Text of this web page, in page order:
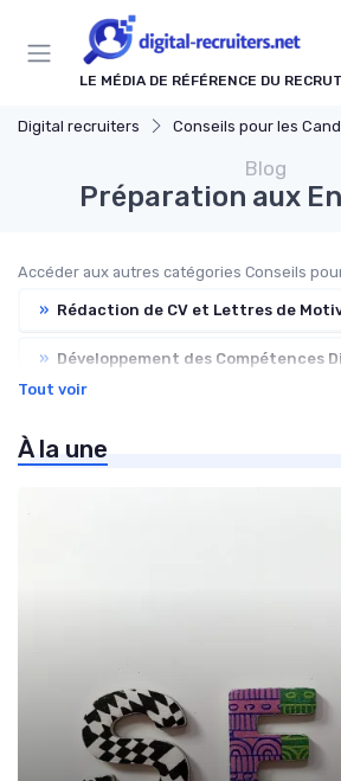
LE MÉDIA DE RÉFÉRENCE DU
Digital recruiters Conseils pour les
Blog
Préparation aux
Accéder aux autres catégories Conseils
» Rédaction de CV et Lettres de
» Développement des Compétences
» Tendances de l'Emploi dans le Digital
Tout voir
À la une
Panneau de gestion des cookies